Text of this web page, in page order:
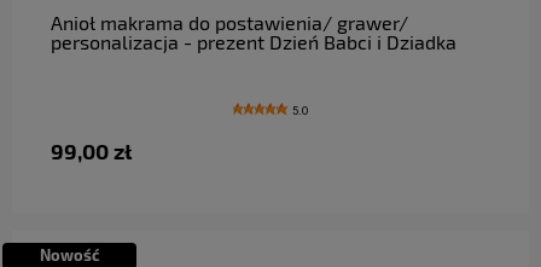
Anioł makrama do postawienia/ grawer/
personalizacja - prezent Dzień Babci i Dziadka
5.0
99,00 zł
Nowość